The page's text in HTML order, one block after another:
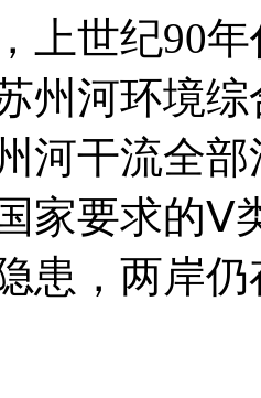
世纪90年
州河环境
河干流全
家要求的Ⅴ
患，两岸